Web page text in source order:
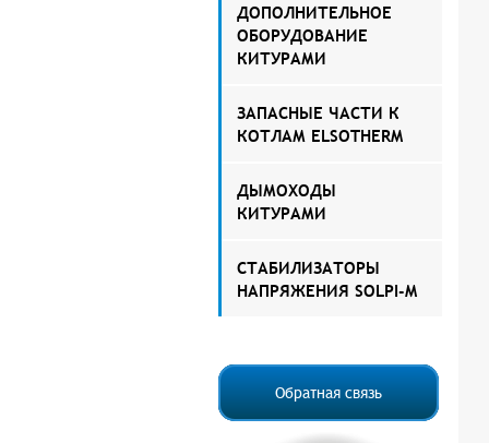
ДОПОЛНИТЕЛЬНОЕ
ОБОРУДОВАНИЕ
КИТУРАМИ
ЗАПАСНЫЕ ЧАСТИ К
КОТЛАМ ELSOTHERM
ДЫМОХОДЫ
КИТУРАМИ
СТАБИЛИЗАТОРЫ
НАПРЯЖЕНИЯ SOLPI-M
Обратная связь